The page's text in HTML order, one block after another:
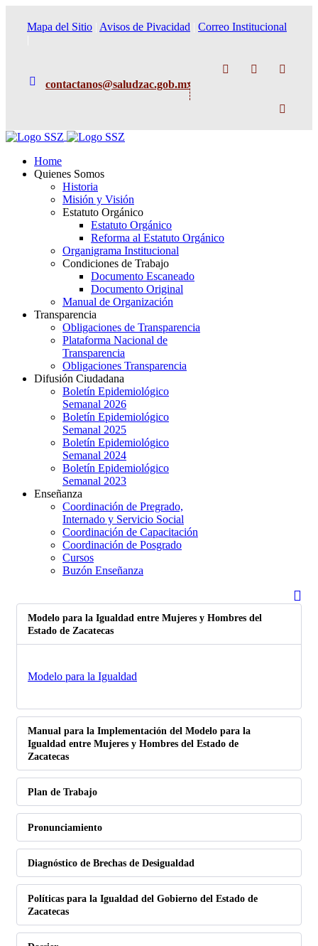
Mapa del Sitio Avisos de Pivacidad
Correo Institucional
contactanos@saludzac.gob.mx
FacebookInstagram
Home
Quienes Somos
Historia
Misión y Visión
Estatuto Orgánico
Estatuto Orgánico
Reforma al Estatuto Orgánico
Organigrama Institucional
Condiciones de Trabajo
Documento Escaneado
Documento Original
Manual de Organización
Transparencia
Obligaciones de Transparencia
Plataforma Nacional de
Transparencia
Obligaciones Transparencia
Difusión Ciudadana
Boletín Epidemiológico
Semanal 2026
Boletín Epidemiológico
Semanal 2025
Boletín Epidemiológico
Semanal 2024
Boletín Epidemiológico
Semanal 2023
Enseñanza
Coordinación de Pregrado,
Internado y Servicio Social
Coordinación de Capacitación
Coordinación de Posgrado
Cursos
Buzón Enseñanza
fa-
Modelo para la Igualdad entre Mujeres y Hombres del
Estado de Zacatecas
Modelo para la Igualdad
Manual para la Implementación del Modelo para la
Igualdad entre Mujeres y Hombres del Estado de
Zacatecas
Plan de Trabajo
Pronunciamiento
Diagnóstico de Brechas de Desigualdad
Políticas para la Igualdad del Gobierno del Estado de
Zacatecas